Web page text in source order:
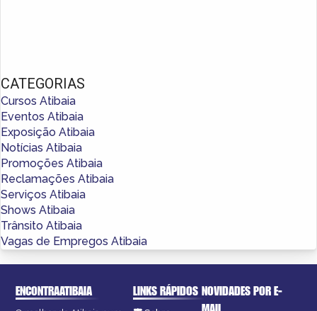
CATEGORIAS
Cursos Atibaia
Eventos Atibaia
Exposição Atibaia
Notícias Atibaia
Promoções Atibaia
Reclamações Atibaia
Serviços Atibaia
Shows Atibaia
Trânsito Atibaia
Vagas de Empregos Atibaia
ENCONTRAATIBAIA LINKS RÁPIDOS NOVIDADES POR E-